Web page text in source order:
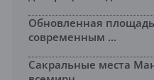
Обновленная
современным ...
Сакральные места